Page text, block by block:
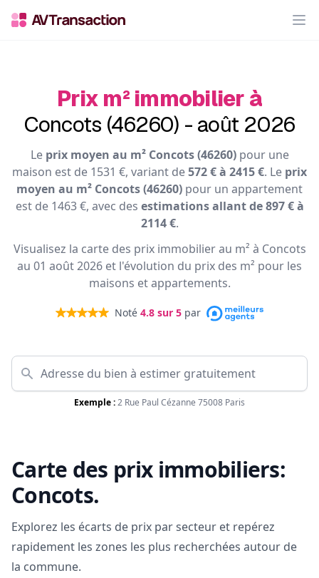
Prix m² immobilier à
Concots (46260) - août 2026
Le prix moyen au m² Concots (46260)pour une
maison est de 1531 €, variant de572 € à 2415 €. Le prix
moyen au m² Concots (46260) pour un appartement
est de 1463 €, avec des estimations allant de 897 € à
2114 €.
Visualisez la carte des prix immobilier au m² à Concots
au 01 août 2026 et l'évolution du prix des m² pour les
maisons et appartements.
Noté 4.8 sur 5 par
Exemple :2 Rue Paul Cézanne 75008 Paris
Carte des prix immobiliers:
Concots.
Explorez les écarts de prix par secteur et repérez
rapidement les zones les plus recherchées autour de
la commune.